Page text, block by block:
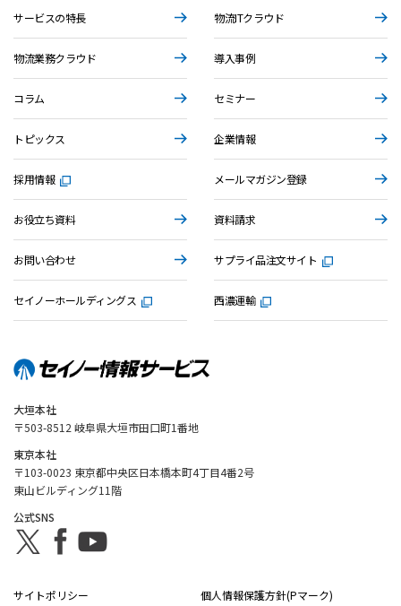
大垣本社
〒503-8512 岐阜県大垣市田口町1番地
東京本社
〒103-0023 東京都中央区日本橋本町4丁目4番2号
東山ビルディング11階
公式SNS
サービスの特長 物流ITクラウド
物流業務クラウド 導入事例
コラム セミナー
トピックス 企業情報
採用情報 メールマガジン登録
お役立ち資料 資料請求
お問い合わせ サプライ品注文サイト
セイノーホールディングス 西濃運輸
サイトポリシー 個人情報保護方針(Pマーク)